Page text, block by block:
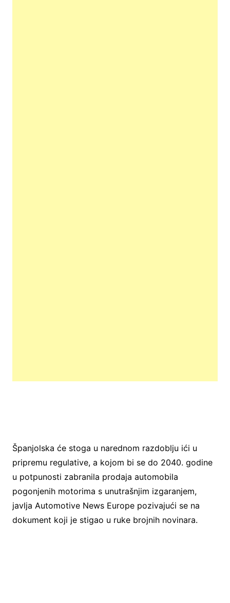
Španjolska će stoga u narednom razdoblju ići u
pripremu regulative, a kojom bi se do 2040. godine
u potpunosti zabranila prodaja automobila
pogonjenih motorima s unutrašnjim izgaranjem,
javlja Automotive News Europe pozivajući se na
dokument koji je stigao u ruke brojnih novinara.